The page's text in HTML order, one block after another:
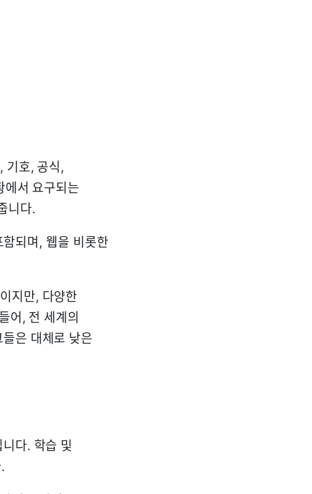
기호, 공식,
에서 요구되는
니다.
되며, 웹을 비롯한
지만, 다양한
어, 전 세계의
은 대체로 낮은
다. 학습 및